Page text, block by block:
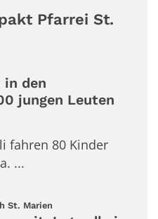
Pfarrei St.
in den
jungen Leuten
fahren 80 Kinder
...
St. Marien